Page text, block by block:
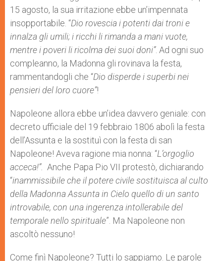
15 agosto, la sua irritazione ebbe un’impennata
insopportabile. “Dio rovescia i potenti dai troni e
innalza gli umili; i ricchi li rimanda a mani vuote,
mentre i poveri li ricolma dei suoi doni”. Ad ogni suo
compleanno, la Madonna gli rovinava la festa,
rammentandogli che “Dio disperde i superbi nei
pensieri del loro cuore”!
Napoleone allora ebbe un’idea davvero geniale: con
decreto ufficiale del 19 febbraio 1806 abolì la festa
dell’Assunta e la sostituì con la festa di san
Napoleone! Aveva ragione mia nonna: “L’orgoglio
acceca!”. Anche Papa Pio VII protestò, dichiarando
“inammissibile che il potere civile sostituisca al culto
della Madonna Assunta in Cielo quello di un santo
introvabile, con una ingerenza intollerabile del
temporale nello spirituale”. Ma Napoleone non
ascoltò nessuno!
Come finì Napoleone? Tutti lo sappiamo. Le parole